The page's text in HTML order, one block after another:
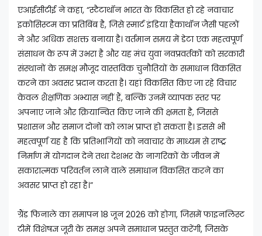
एआईसीटीई ने कहा, “स्टैटाथॉन भारत के विकसित हो रहे नवाचार
इकोसिस्टम का प्रतिबिंब है, जिसे स्मार्ट इंडिया हैकाथॉन जैसी पहलों
ने और अधिक सशक्त बनाया है। वर्तमान समय में डेटा एक महत्वपूर्ण
संसाधन के रूप में उभरा है और यह मंच युवा नवप्रवर्तकों को सरकारी
संस्थानों के समक्ष मौजूद वास्तविक चुनौतियों के समाधान विकसित
करने का अवसर प्रदान करता है। यहां विकसित किए जा रहे विचार
केवल शैक्षणिक अभ्यास नहीं हैं, बल्कि उनमें व्यापक स्तर पर
अपनाए जाने और क्रियान्वित किए जाने की क्षमता है, जिससे
प्रशासन और समाज दोनों को लाभ प्राप्त हो सकता है। इससे भी
महत्वपूर्ण यह है कि प्रतिभागियों को नवाचार के माध्यम से राष्ट्र
निर्माण में योगदान देने तथा देशभर के नागरिकों के जीवन में
सकारात्मक परिवर्तन लाने वाले समाधान विकसित करने का
अवसर प्राप्त हो रहा है।”
ग्रैंड फिनाले का समापन 18 जून 2026 को होगा, जिसमें फाइनलिस्ट
टीमें विशेषज्ञ जूरी के समक्ष अपने समाधान प्रस्तुत करेंगी, जिसके